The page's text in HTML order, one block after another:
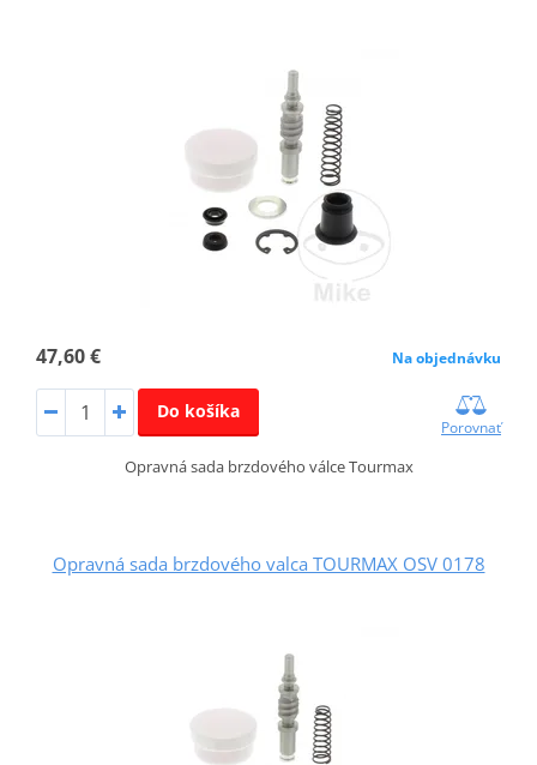
47,60 € Na objednávku
Do košíka
Porovnať
Opravná sada brzdového válce Tourmax
Opravná sada brzdového valca TOURMAX OSV 0178